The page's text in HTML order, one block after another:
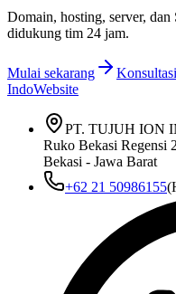
Domain, hosting, server,
didukung tim 24 jam.
Mulai sekarang
IndoWebsite
PT. TUJUH ION
Ruko Bekasi Regensi
Bekasi - Jawa Barat
+62 21 50986155